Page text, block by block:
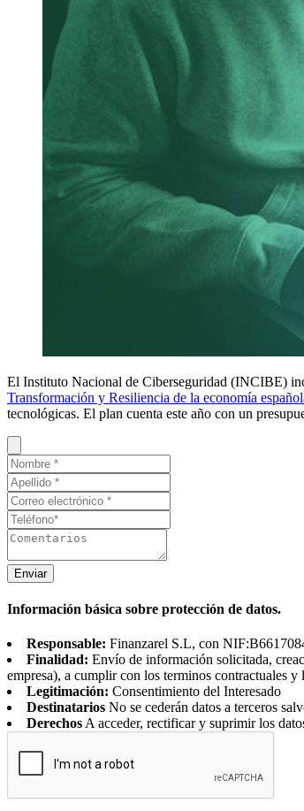
El Instituto Nacional de Ciberseguridad (INCIBE)
Transformación y Resiliencia de la economía
tecnológicas. El plan cuenta este año con un
Enviar
Información básica sobre protección de datos.
Responsable: Finanzarel S.L, con
Finalidad: Envío de información solicitada,
empresa), a cumplir con los terminos contractuales y
Legitimación: Consentimiento del Interesado
Destinatarios No se cederán datos a terceros
Derechos A acceder, rectificar y suprimir los